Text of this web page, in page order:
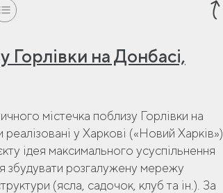
Горлівки на Донбасі,
містечка поблизу Горлівки на
у Харкові («Новий Харків»)
ідея максимального усуспільнення
збудувати розгалужену мережу
(ясла, садочок, клуб та ін.). За